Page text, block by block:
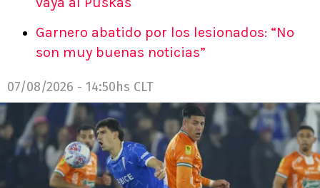
Garnero abatido por los lesionados: “No
son muy buenas noticias”
07/08/2026 - 14:50hs CLT